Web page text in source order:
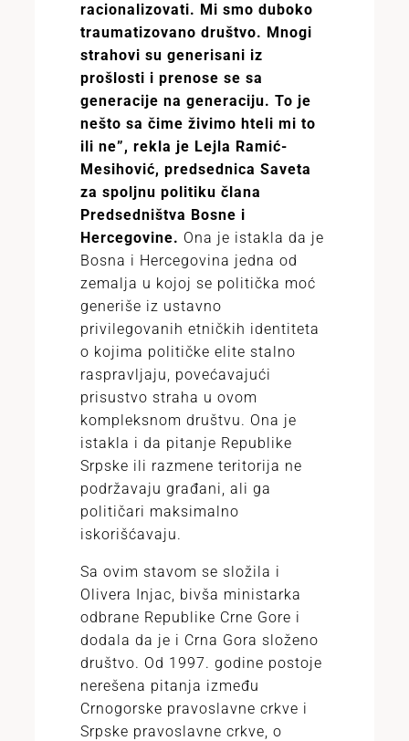
racionalizovati. Mi smo duboko
traumatizovano društvo. Mnogi
strahovi su generisani iz
prošlosti i prenose se sa
generacije na generaciju. To je
nešto sa čime živimo hteli mi to
ili ne”, rekla je Lejla Ramić-
Mesihović, predsednica Saveta
za spoljnu politiku člana
Predsedništva Bosne i
Hercegovine. Ona je istakla da je
Bosna i Hercegovina jedna od
zemalja u kojoj se politička moć
generiše iz ustavno
privilegovanih etničkih identiteta
o kojima političke elite stalno
raspravljaju, povećavajući
prisustvo straha u ovom
kompleksnom društvu. Ona je
istakla i da pitanje Republike
Srpske ili razmene teritorija ne
podržavaju građani, ali ga
političari maksimalno
iskorišćavaju.
Sa ovim stavom se složila i
Olivera Injac, bivša ministarka
odbrane Republike Crne Gore i
dodala da je i Crna Gora složeno
društvo. Od 1997. godine postoje
nerešena pitanja između
Crnogorske pravoslavne crkve i
Srpske pravoslavne crkve, o